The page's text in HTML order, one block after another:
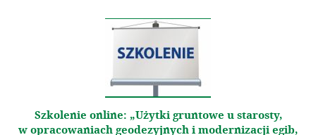
Szkolenie online: „Użytki gruntowe u starosty,
w opracowaniach geodezyjnych i modernizacji egib,